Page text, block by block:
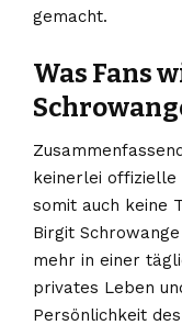
gemacht.
Was Fans
keinerlei offizielle
somit auch keine
Birgit
mehr in einer
privates Leben
Persönlichkeit